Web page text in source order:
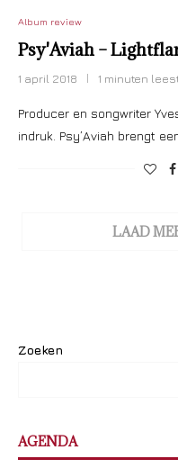
Album review
Psy'Aviah –
1 april 2018 1 minuten
Producer en songwriter
indruk. Psy’Aviah brengt
LAAD
Zoeken
AGENDA